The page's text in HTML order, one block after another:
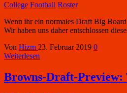
College Football Roster
Wenn ihr ein normales Draft Big
Wir haben uns daher entschlossen
Von Hizm 23. Februar 2019 0
Weiterlesen
Browns-Draft-Preview: